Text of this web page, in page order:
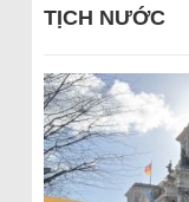
TỊCH NƯỚC